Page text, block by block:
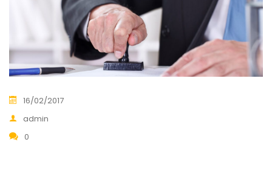
16/02/2017
admin
0